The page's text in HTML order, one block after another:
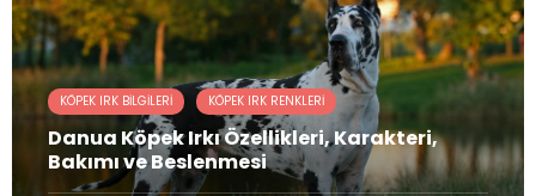
KÖPEK IRK BILGILERI KÖPEK IRK RENKLERI
Danua Köpek Irkı Özellikleri, Karakteri,
Bakımı ve Beslenmesi